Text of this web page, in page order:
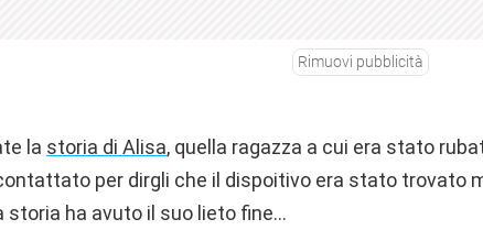
Rimuovi pubblicità
la storia di Alisa, quella ragazza a cui era stato
per dirgli che il dispoitivo era stato trovato
storia ha avuto il suo lieto fine…